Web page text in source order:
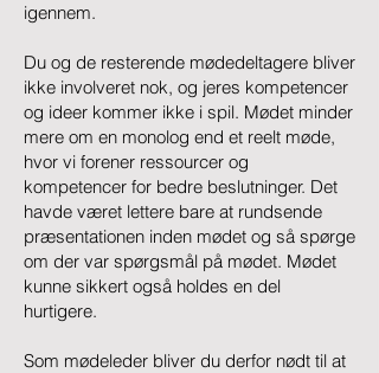
igennem.
Du og de resterende mødedeltagere bliver
ikke involveret nok, og jeres kompetencer
og ideer kommer ikke i spil. Mødet minder
mere om en monolog end et reelt møde,
hvor vi forener ressourcer og
kompetencer for bedre beslutninger. Det
havde været lettere bare at rundsende
præsentationen inden mødet og så spørge
om der var spørgsmål på mødet. Mødet
kunne sikkert også holdes en del
hurtigere.
Som mødeleder bliver du derfor nødt til at